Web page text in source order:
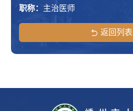
职称： 主治医师
返回列表